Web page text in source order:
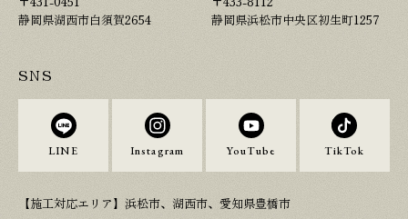
静岡県湖西市白須賀2654
静岡県浜松市中央区初生町1257
SNS
LINE Instagram YouTube TikTok
【施工対応エリア】浜松市、湖西市、愛知県豊橋市